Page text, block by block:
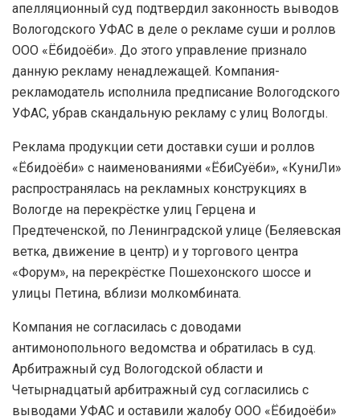
апелляционный суд подтвердил законность выводов
Вологодского УФАС в деле о рекламе суши и роллов
ООО «Ёбидоёби». До этого управление признало
данную рекламу ненадлежащей. Компания-
рекламодатель исполнила предписание Вологодского
УФАС, убрав скандальную рекламу с улиц Вологды.
Реклама продукции сети доставки суши и роллов
«Ёбидоёби» с наименованиями «ЁбиСуёби», «КуниЛи»
распространялась на рекламных конструкциях в
Вологде на перекрёстке улиц Герцена и
Предтеченской, по Ленинградской улице (Беляевская
ветка, движение в центр) и у торгового центра
«Форум», на перекрёстке Пошехонского шоссе и
улицы Петина, вблизи молкомбината.
Компания не согласилась с доводами
антимонопольного ведомства и обратилась в суд.
Арбитражный суд Вологодской области и
Четырнадцатый арбитражный суд согласились с
выводами УФАС и оставили жалобу ООО «Ёбидоёби»